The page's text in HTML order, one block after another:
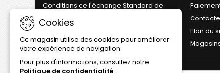
Conditions de l'échange Standard de
Cylindre
Plan du
Magasins
Cookies
Ce magasin utilise des cookies pour améliorer
votre expérience de navigation.
Pour plus d'informations, consultez notre
Politique de confidentialité.